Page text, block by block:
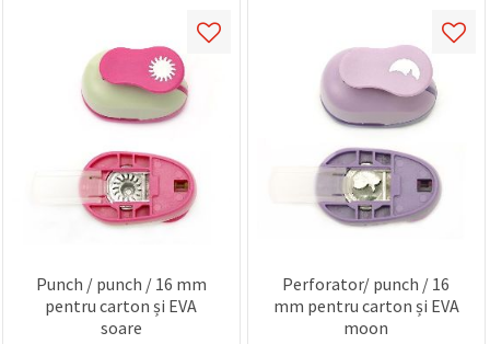
Punch / punch / 16 mm
pentru carton și EVA
soare
Perforator/ punch / 16
mm pentru carton și EVA
moon